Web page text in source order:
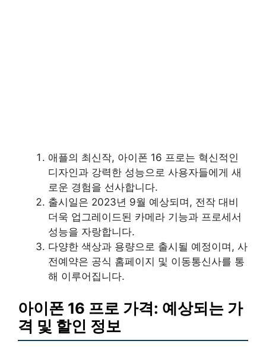
애플의 최신작, 아이폰 16 프로는 혁신적인
디자인과 강력한 성능으로 사용자들에게 새
로운 경험을 선사합니다.
출시일은 2023년 9월 예상되며, 전작 대비
더욱 업그레이드된 카메라 기능과 프로세서
성능을 자랑합니다.
다양한 색상과 용량으로 출시될 예정이며, 사
전예약은 공식 홈페이지 및 이동통신사를 통
해 이루어집니다.
아이폰 16 프로 가격: 예상되는 가
격 및 할인 정보